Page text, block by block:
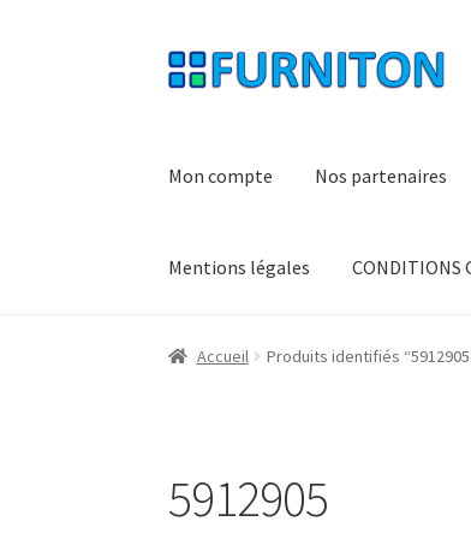
Aller
à
Aller
au
Mon compte Nos partenaires
Mentions légales CONDITIONS
Accueil Produits identifiés
5912905